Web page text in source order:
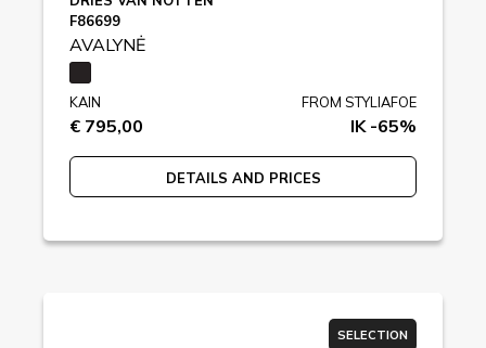
F86699
AVALYNĖ
KAIN
€ 795,00
FROM STYLIAFOE
IK -65%
DETAILS AND PRICES
SELECTION